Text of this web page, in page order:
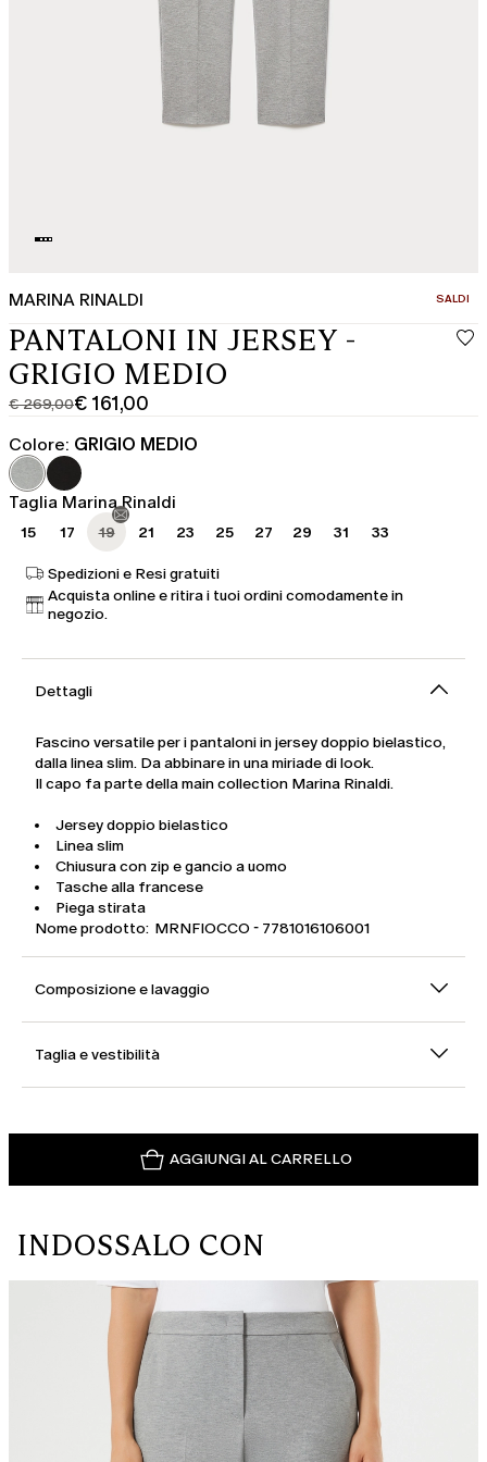
MARINA RINALDI SALDI
PANTALONI IN JERSEY -
GRIGIO MEDIO
€ 269,00
Prezzo
originale
€
269,00
€ 161,00
Prezzo
corrente
€
161,00
Colore: GRIGIO MEDIO
Taglia Marina Rinaldi
15 17 19 21 23 25 27 29 31 33
Spedizioni e Resi gratuiti
Acquista online e ritira i tuoi ordini comodamente in
negozio.
Dettagli
Fascino versatile per i pantaloni in jersey doppio bielastico,
dalla linea slim. Da abbinare in una miriade di look.
Il capo fa parte della main collection Marina Rinaldi.
Jersey doppio bielastico
Linea slim
Chiusura con zip e gancio a uomo
Tasche alla francese
Piega stirata
Nome prodotto: MRNFIOCCO - 7781016106001
Composizione e lavaggio
Taglia e vestibilità
AGGIUNGI AL CARRELLO
INDOSSALO CON